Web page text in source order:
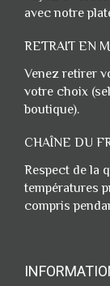
avec notre
RETRAIT EN
Venez retirer
votre choix
boutique).
CHAÎNE DU
Respect de la
températures
compris